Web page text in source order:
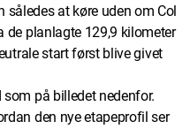
at køre uden om Col
de planlagte 129,9 kilometer
start først blive givet
på billedet nedenfor.
den nye etapeprofil ser